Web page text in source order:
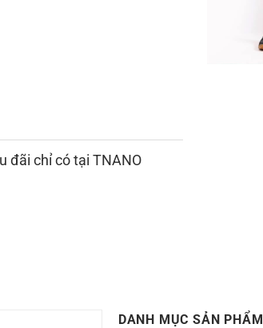
đãi chỉ có tại TNANO
DANH MỤC SẢN PHẨM